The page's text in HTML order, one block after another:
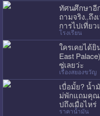
ทัศนศึกษาอี
ถามจริง..ถึง
การไปเที่ย
โรงเรียน
ใครเคยได้
East
ซู่เลยว่ะ
เรื่องสยองขวัญ
เบื่อมั้ย? น้ำ
ม่พักแถมคุณ
ปถึงเมื่อไหร่
ราคาน้ำมัน